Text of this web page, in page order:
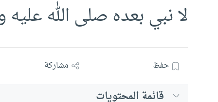
لا نبي بعده صلى الله
حفظ مشاركة
قائمة المحتويات